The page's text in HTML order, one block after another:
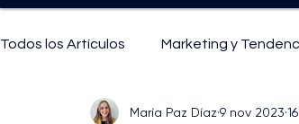
Todos los Artículos Marketing y
IA y Tecnología Mejoras y
María Paz Díaz 9 nov 2023